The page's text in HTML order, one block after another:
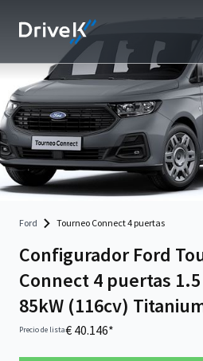
Ford Tourneo Connect 4 puertas
Configurador Ford
Connect 4 puertas
85kW (116cv)
Precio de lista€ 40.146*